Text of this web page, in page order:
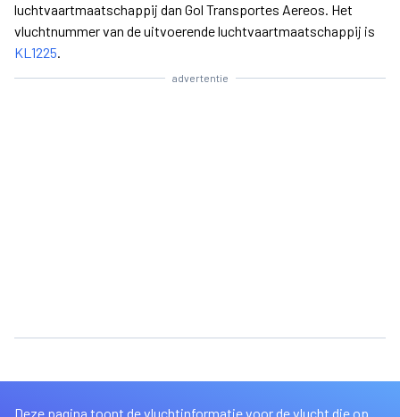
luchtvaartmaatschappij dan Gol Transportes Aereos. Het
vluchtnummer van de uitvoerende luchtvaartmaatschappij is
KL1225.
advertentie
Deze pagina toont de vluchtinformatie voor de vlucht die op